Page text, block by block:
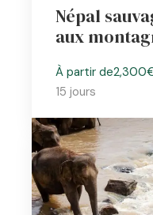
Népal
aux
À partir de
15 jours